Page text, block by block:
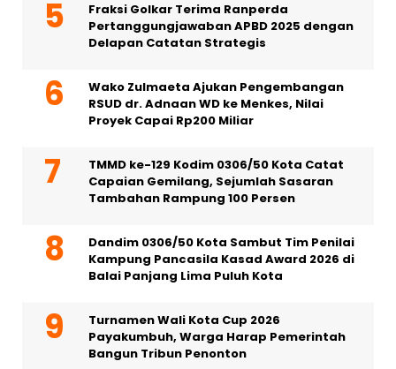
Fraksi Golkar Terima Ranperda
Pertanggungjawaban APBD 2025 dengan
Delapan Catatan Strategis
Wako Zulmaeta Ajukan Pengembangan
RSUD dr. Adnaan WD ke Menkes, Nilai
Proyek Capai Rp200 Miliar
TMMD ke-129 Kodim 0306/50 Kota Catat
Capaian Gemilang, Sejumlah Sasaran
Tambahan Rampung 100 Persen
Dandim 0306/50 Kota Sambut Tim Penilai
Kampung Pancasila Kasad Award 2026 di
Balai Panjang Lima Puluh Kota
Turnamen Wali Kota Cup 2026
Payakumbuh, Warga Harap Pemerintah
Bangun Tribun Penonton